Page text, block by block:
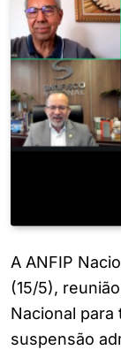
A ANFIP
(15/5),
Nacional para
suspensão